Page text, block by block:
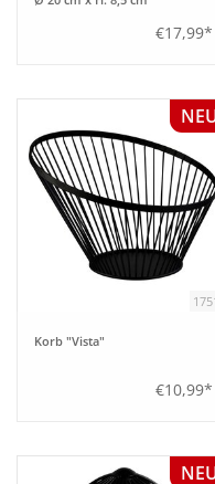
€17,99*
Korb "Vista"
€10,99*